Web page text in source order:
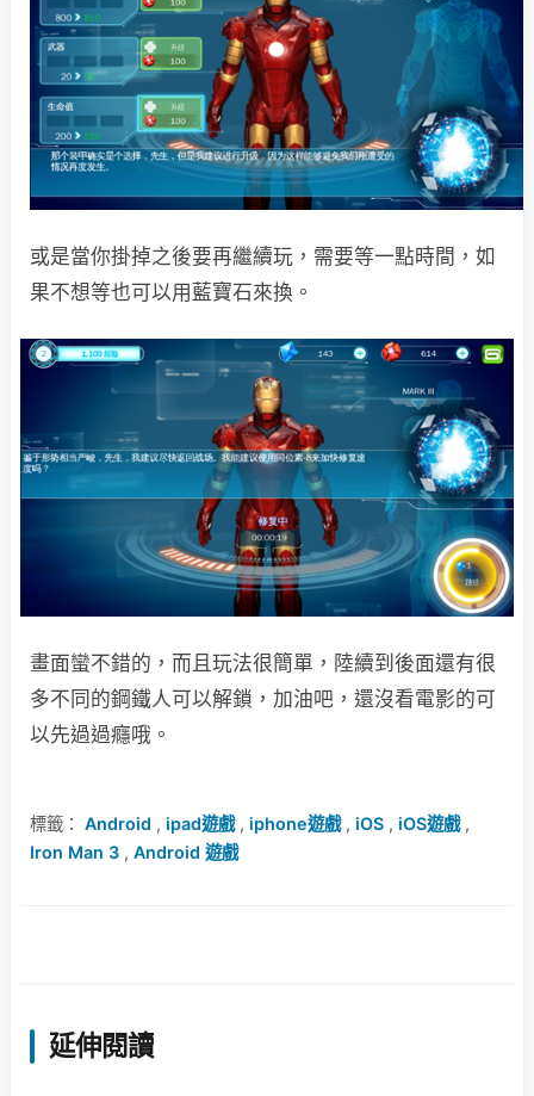
或是當你掛掉之後要再繼續玩，需要等一點時間，如
果不想等也可以用藍寶石來換。
畫面蠻不錯的，而且玩法很簡單，陸續到後面還有很
多不同的鋼鐵人可以解鎖，加油吧，還沒看電影的可
以先過過癮哦。
標籤： Android , ipad遊戲, iphone遊戲, iOS , iOS遊戲,
Iron Man 3 , Android 遊戲
延伸閱讀